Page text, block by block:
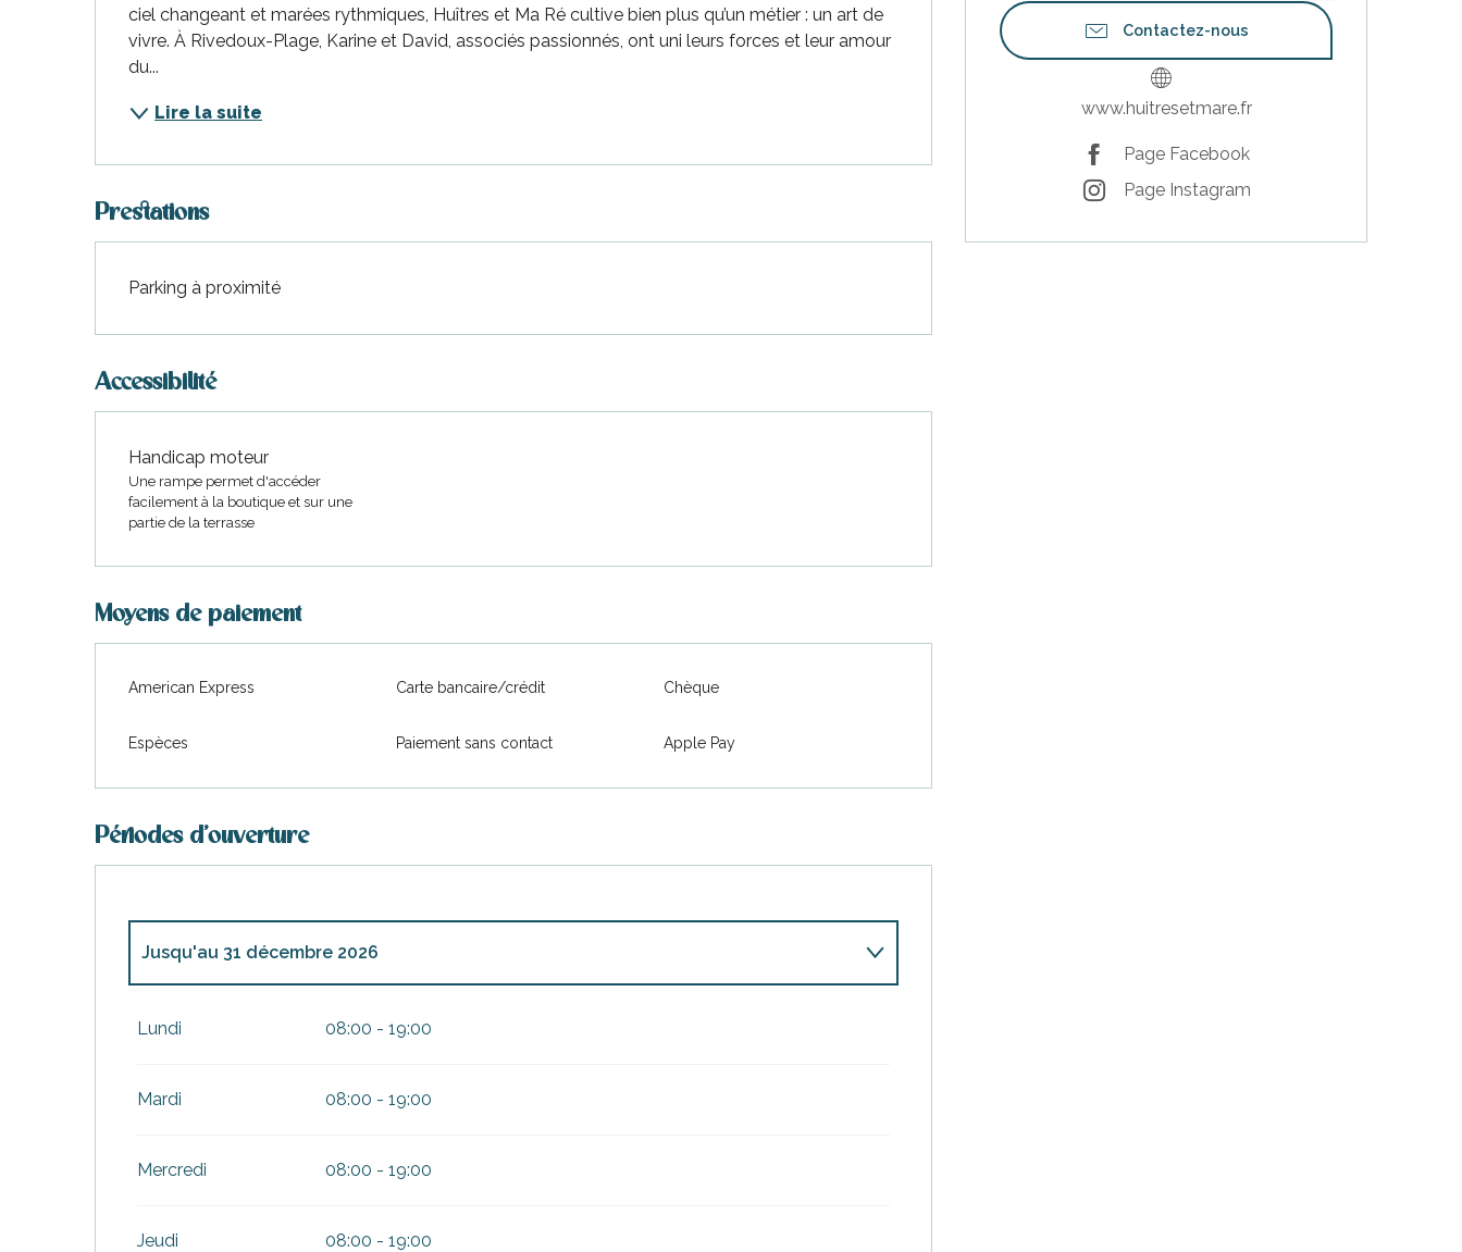
Marie-de-Ré
Contactez-nous
www.huitresetmare.fr
Page Facebook
Page Instagram
ciel changeant et marées rythmiques, Huîtres et Ma Ré cultive bien plus qu’un métier : un art de
vivre. À Rivedoux-Plage, Karine et David, associés passionnés, ont uni leurs forces et leur amour
du...
Lire la suite
Prestations
Parking à proximité
Accessibilité
Handicap moteur
Une rampe permet d'accéder
facilement à la boutique et sur une
partie de la terrasse
Moyens de paiement
American Express Carte bancaire/crédit Chèque
Espèces Paiement sans contact Apple Pay
Périodes d'ouverture
Jusqu'au 31 décembre 2026
Lundi 08:00 - 19:00
Mardi 08:00 - 19:00
Mercredi 08:00 - 19:00
Jeudi 08:00 - 19:00